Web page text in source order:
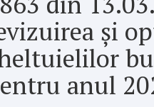
și
anul